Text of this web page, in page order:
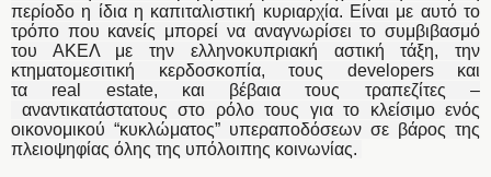
περίοδο η ίδια η καπιταλιστική κυριαρχία. Είναι με αυτό το
τρόπο που κανείς μπορεί να αναγνωρίσει το συμβιβασμό
του ΑΚΕΛ με την ελληνοκυπριακή αστική τάξη, την
κτηματομεσιτική κερδοσκοπία, τους developers και
τα real estate, και βέβαια τους τραπεζίτες –
αναντικατάστατους στο ρόλο τους για το κλείσιμο ενός
οικονομικού “κυκλώματος” υπεραποδόσεων σε βάρος της
πλειοψηφίας όλης της υπόλοιπης κοινωνίας.